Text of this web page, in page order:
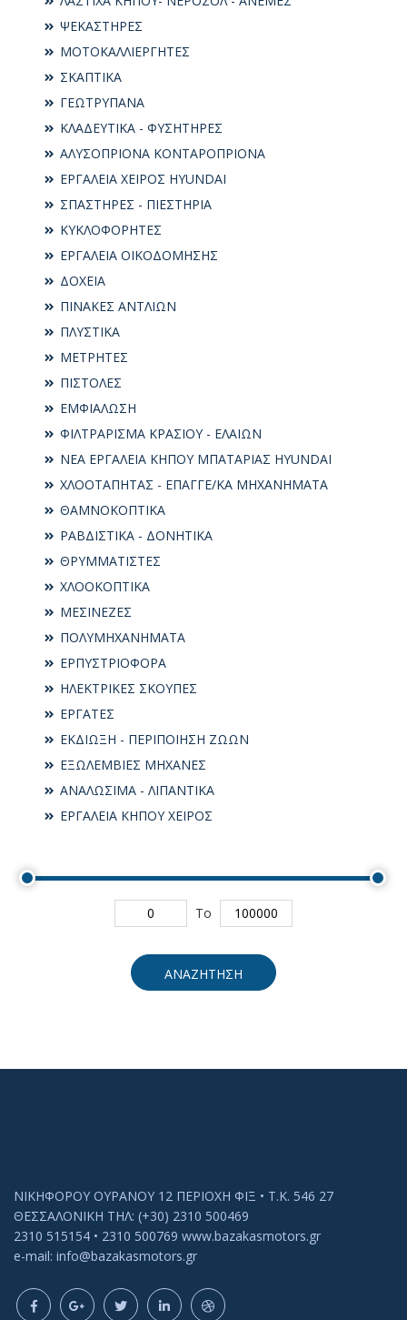
ΨΕΚΑΣΤΗΡΕΣ
ΜΟΤΟΚΑΛΛΙΕΡΓΗΤΕΣ
ΣΚΑΠΤΙΚΑ
ΓΕΩΤΡΥΠΑΝΑ
ΚΛΑΔΕΥΤΙΚΑ - ΦΥΣΗΤΗΡΕΣ
ΑΛΥΣΟΠΡΙΟΝΑ ΚΟΝΤΑΡΟΠΡΙΟΝΑ
ΕΡΓΑΛΕΙΑ ΧΕΙΡΟΣ HYUNDAI
ΣΠΑΣΤΗΡΕΣ - ΠΙΕΣΤΗΡΙΑ
ΚΥΚΛΟΦΟΡΗΤΕΣ
ΕΡΓΑΛΕΙΑ ΟΙΚΟΔΟΜΗΣΗΣ
ΔΟΧΕΙΑ
ΠΙΝΑΚΕΣ ΑΝΤΛΙΩΝ
ΠΛΥΣΤΙΚΑ
ΜΕΤΡΗΤΕΣ
ΠΙΣΤΟΛΕΣ
ΕΜΦΙΑΛΩΣΗ
ΦΙΛΤΡΑΡΙΣΜΑ ΚΡΑΣΙΟΥ - ΕΛΑΙΩΝ
ΝΕΑ ΕΡΓΑΛΕΙΑ ΚΗΠΟΥ ΜΠΑΤΑΡΙΑΣ HYUNDAI
ΧΛΟΟΤΑΠΗΤΑΣ - ΕΠΑΓΓΕ/ΚΑ ΜΗΧΑΝΗΜΑΤΑ
ΘΑΜΝΟΚΟΠΤΙΚΑ
ΡΑΒΔΙΣΤΙΚΑ - ΔΟΝΗΤΙΚΑ
ΘΡΥΜΜΑΤΙΣΤΕΣ
ΧΛΟΟΚΟΠΤΙΚΑ
ΜΕΣΙΝΕΖΕΣ
ΠΟΛΥΜΗΧΑΝΗΜΑΤΑ
ΕΡΠΥΣΤΡΙΟΦΟΡΑ
ΗΛΕΚΤΡΙΚΕΣ ΣΚΟΥΠΕΣ
ΕΡΓΑΤΕΣ
ΕΚΔΙΩΞΗ - ΠΕΡΙΠΟΙΗΣΗ ΖΩΩΝ
ΕΞΩΛΕΜΒΙΕΣ ΜΗΧΑΝΕΣ
ΑΝΑΛΩΣΙΜΑ - ΛΙΠΑΝΤΙΚΑ
ΕΡΓΑΛΕΙΑ ΚΗΠΟΥ ΧΕΙΡΟΣ
To
ΑΝΑΖΗΤΗΣΗ
ΝΙΚΗΦΟΡΟΥ ΟΥΡΑΝΟΥ 12 ΠΕΡΙΟΧΗ ΦΙΞ • Τ.Κ. 546 27
ΘΕΣΣΑΛΟΝΙΚΗ ΤΗΛ: (+30) 2310 500469
2310 515154 • 2310 500769 www.bazakasmotors.gr
e-mail: info@bazakasmotors.gr